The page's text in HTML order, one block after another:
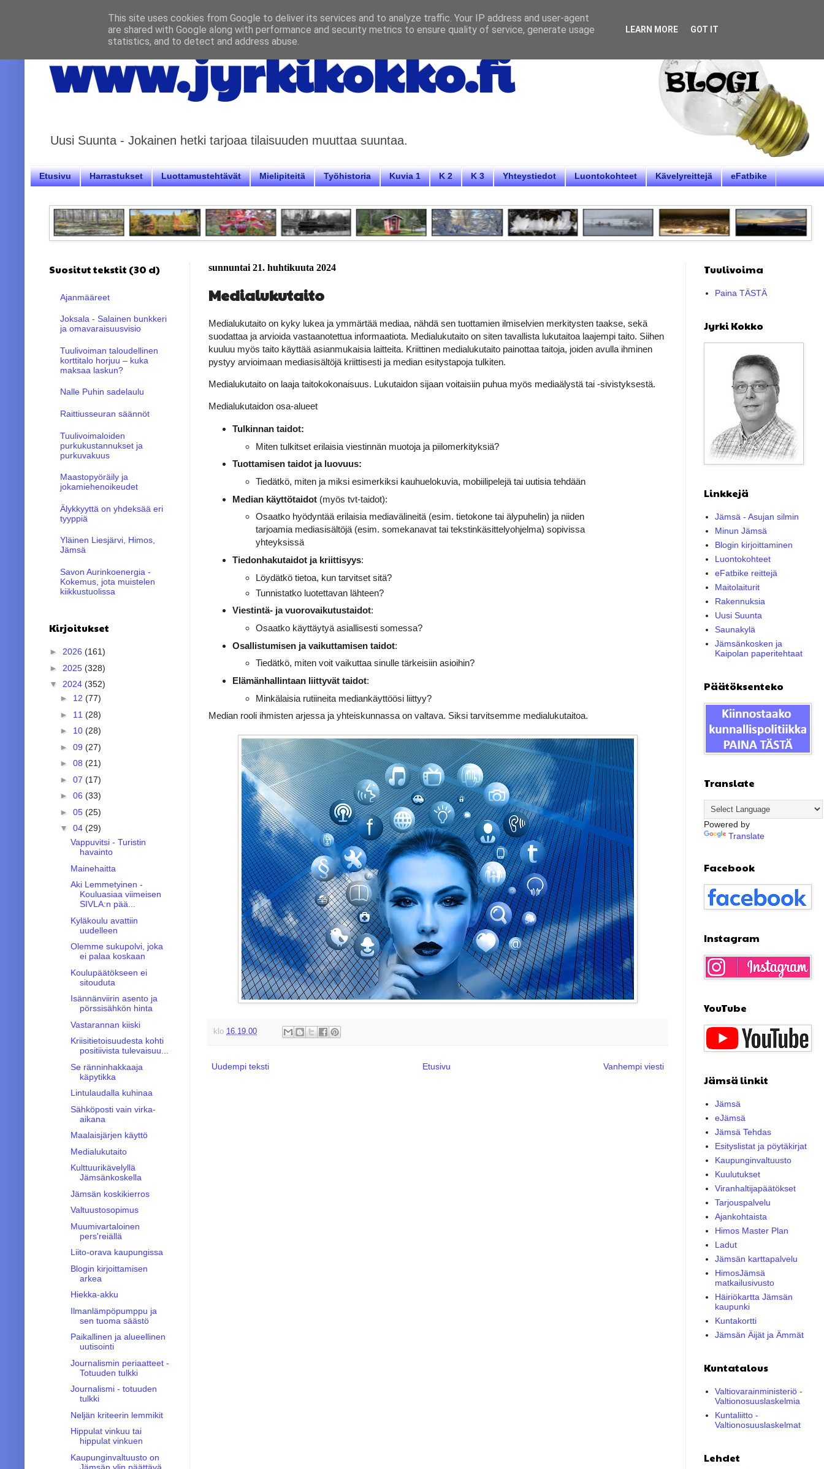
www.jyrkikokko.fi
Uusi Suunta - Jokainen hetki tarjoaa tilaisuuden muuttaa suuntaa.
Etusivu Harrastukset Luottamustehtävät Mielipiteitä Työhistoria Kuvia 1 K 2 K 3 Yhteystiedot Luontokohteet Kävelyreittejä eFatbike
sunnuntai 21. huhtikuuta 2024
Medialukutaito
Medialukutaito on kyky lukea ja ymmärtää mediaa, nähdä sen tuottamien ilmiselvien merkitysten taakse, sekä
suodattaa ja arvioida vastaanotettua informaatiota. Medialukutaito on siten tavallista lukutaitoa laajempi taito. Siihen
kuuluu myös taito käyttää asianmukaisia laitteita. Kriittinen medialukutaito painottaa taitoja, joiden avulla ihminen
pystyy arvioimaan mediasisältöjä kriittisesti ja median esitystapoja tulkiten.
Medialukutaito on laaja taitokokonaisuus. Lukutaidon sijaan voitaisiin puhua myös mediaälystä tai -sivistyksestä.
Medialukutaidon osa-alueet
Tulkinnan taidot:
Miten tulkitset erilaisia viestinnän muotoja ja piilomerkityksiä?
Tuottamisen taidot ja luovuus:
Tiedätkö, miten ja miksi esimerkiksi kauhuelokuvia, mobiilipelejä tai uutisia tehdään
Median käyttötaidot(myös tvt-taidot):
Osaatko hyödyntää erilaisia mediavälineitä (esim. tietokone tai älypuhelin) ja niiden
tarjoamia mediasisältöjä (esim. somekanavat tai tekstinkäsittelyohjelma) sopivissa
yhteyksissä
Tiedonhakutaidot ja kriittisyys:
Löydätkö tietoa, kun tarvitset sitä?
Tunnistatko luotettavan lähteen?
Viestintä- ja vuorovaikutustaidot:
Osaatko käyttäytyä asiallisesti somessa?
Osallistumisen ja vaikuttamisen taidot:
Tiedätkö, miten voit vaikuttaa sinulle tärkeisiin asioihin?
Elämänhallintaan liittyvät taidot:
Minkälaisia rutiineita mediankäyttöösi liittyy?
Median rooli ihmisten arjessa ja yhteiskunnassa on valtava. Siksi tarvitsemme medialukutaitoa.
klo 16.19.00
Uudempi teksti Vanhempi viesti
Etusivu
Suositut tekstit (30 d)
Ajanmääreet
Joksala - Salainen bunkkeri
ja omavaraisuusvisio
Tuulivoiman taloudellinen
korttitalo horjuu – kuka
maksaa laskun?
Nalle Puhin sadelaulu
Raittiusseuran säännöt
Tuulivoimaloiden
purkukustannukset ja
purkuvakuus
Maastopyöräily ja
jokamiehenoikeudet
Älykkyyttä on yhdeksää eri
tyyppiä
Yläinen Liesjärvi, Himos,
Jämsä
Savon Aurinkoenergia -
Kokemus, jota muistelen
kiikkustuolissa
Kirjoitukset
► 2026 (161)
► 2025 (328)
▼ 2024 (352)
► 12 (77)
► 11 (28)
► 10 (28)
► 09 (27)
► 08 (21)
► 07 (17)
► 06 (33)
► 05 (25)
▼ 04 (29)
Vappuvitsi - Turistin
havainto
Mainehaitta
Aki Lemmetyinen -
Kouluasiaa viimeisen
SIVLA:n pää...
Kyläkoulu avattiin
uudelleen
Olemme sukupolvi, joka
ei palaa koskaan
Koulupäätökseen ei
sitouduta
Isännänviirin asento ja
pörssisähkön hinta
Vastarannan kiiski
Kriisitietoisuudesta kohti
positiivista tulevaisuu...
Se ränninhakkaaja
käpytikka
Lintulaudalla kuhinaa
Sähköposti vain virka-
aikana
Maalaisjärjen käyttö
Medialukutaito
Kulttuurikävelyllä
Jämsänkoskella
Jämsän koskikierros
Valtuustosopimus
Muumivartaloinen
pers'reiällä
Liito-orava kaupungissa
Blogin kirjoittamisen
arkea
Hiekka-akku
Ilmanlämpöpumppu ja
sen tuoma säästö
Paikallinen ja alueellinen
uutisointi
Journalismin periaatteet -
Totuuden tulkki
Journalismi - totuuden
tulkki
Neljän kriteerin lemmikit
Hippulat vinkuu tai
hippulat vinkuen
Kaupunginvaltuusto on
Jämsän ylin päättävä
Tuulivoima
Paina TÄSTÄ
Jyrki Kokko
Linkkejä
Jämsä - Asujan silmin
Minun Jämsä
Blogin kirjoittaminen
Luontokohteet
eFatbike reittejä
Maitolaiturit
Rakennuksia
Uusi Suunta
Saunakylä
Jämsänkosken ja
Kaipolan paperitehtaat
Päätöksenteko
Translate
Powered by
Translate
Facebook
Instagram
YouTube
Jämsä linkit
Jämsä
eJämsä
Jämsä Tehdas
Esityslistat ja pöytäkirjat
Kaupunginvaltuusto
Kuulutukset
Viranhaltijapäätökset
Tarjouspalvelu
Ajankohtaista
Himos Master Plan
Ladut
Jämsän karttapalvelu
HimosJämsä
matkailusivusto
Häiriökartta Jämsän
kaupunki
Kuntakortti
Jämsän Äijät ja Ämmät
Kuntatalous
Valtiovarainministeriö -
Valtionosuuslaskelmia
Kuntaliitto -
Valtionosuuslaskelmat
Lehdet
This site uses cookies from Google to deliver its services and to analyze traffic. Your IP address and user-agent
are shared with Google along with performance and security metrics to ensure quality of service, generate usage
statistics, and to detect and address abuse.
LEARN MORE GOT IT